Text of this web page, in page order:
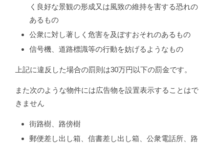
く良好な景観の形成又は風致の維持を害する恐れの
あるもの
公衆に対し著しく危害を及ぼすおそれのあるもの
信号機、道路標識等の行動を妨げるようなもの
上記に違反した場合の罰則は30万円以下の罰金です。
また次のような物件には広告物を設置表示することはで
きません
街路樹、路傍樹
郵便差し出し箱、信書差し出し箱、公衆電話所、路